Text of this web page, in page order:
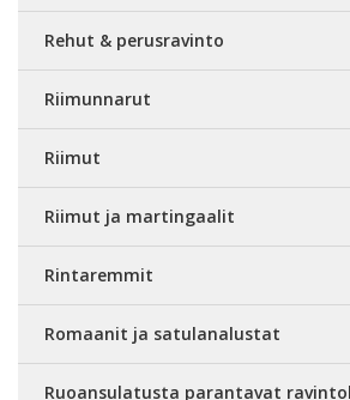
Rehut & perusravinto
Riimunnarut
Riimut
Riimut ja martingaalit
Rintaremmit
Romaanit ja satulanalustat
Ruoansulatusta parantavat